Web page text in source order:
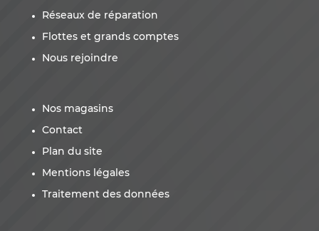
Réseaux de réparation
Flottes et grands comptes
Nous rejoindre
Nos magasins
Contact
Plan du site
Mentions légales
Traitement des données